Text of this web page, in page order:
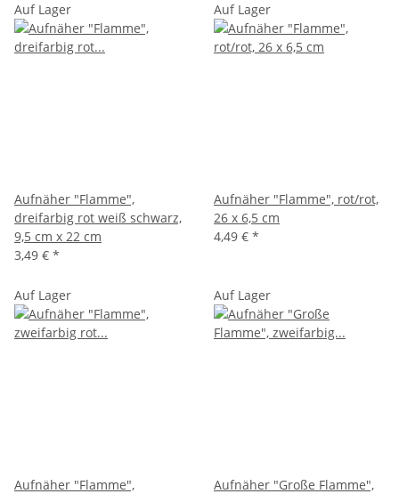
Auf Lager
Aufnäher "Flamme",
dreifarbig rot weiß schwarz,
9,5 cm x 22 cm
3,49 € *
Auf Lager
Aufnäher "Flamme", rot/rot,
26 x 6,5 cm
4,49 € *
Auf Lager
Aufnäher "Flamme",
Auf Lager
Aufnäher "Große Flamme",